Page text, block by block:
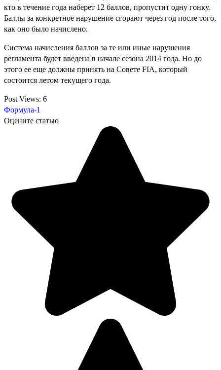
кто в течение года наберет 12 баллов, пропустит одну гонку.
Баллы за конкретное нарушение сгорают через год после того,
как оно было начислено.
Система начисления баллов за те или иные нарушения
регламента будет введена в начале сезона 2014 года. Но до
этого ее еще должны принять на Совете FIA, который
состоится летом текущего года.
Post Views: 6
Формула-1
Оцените статью